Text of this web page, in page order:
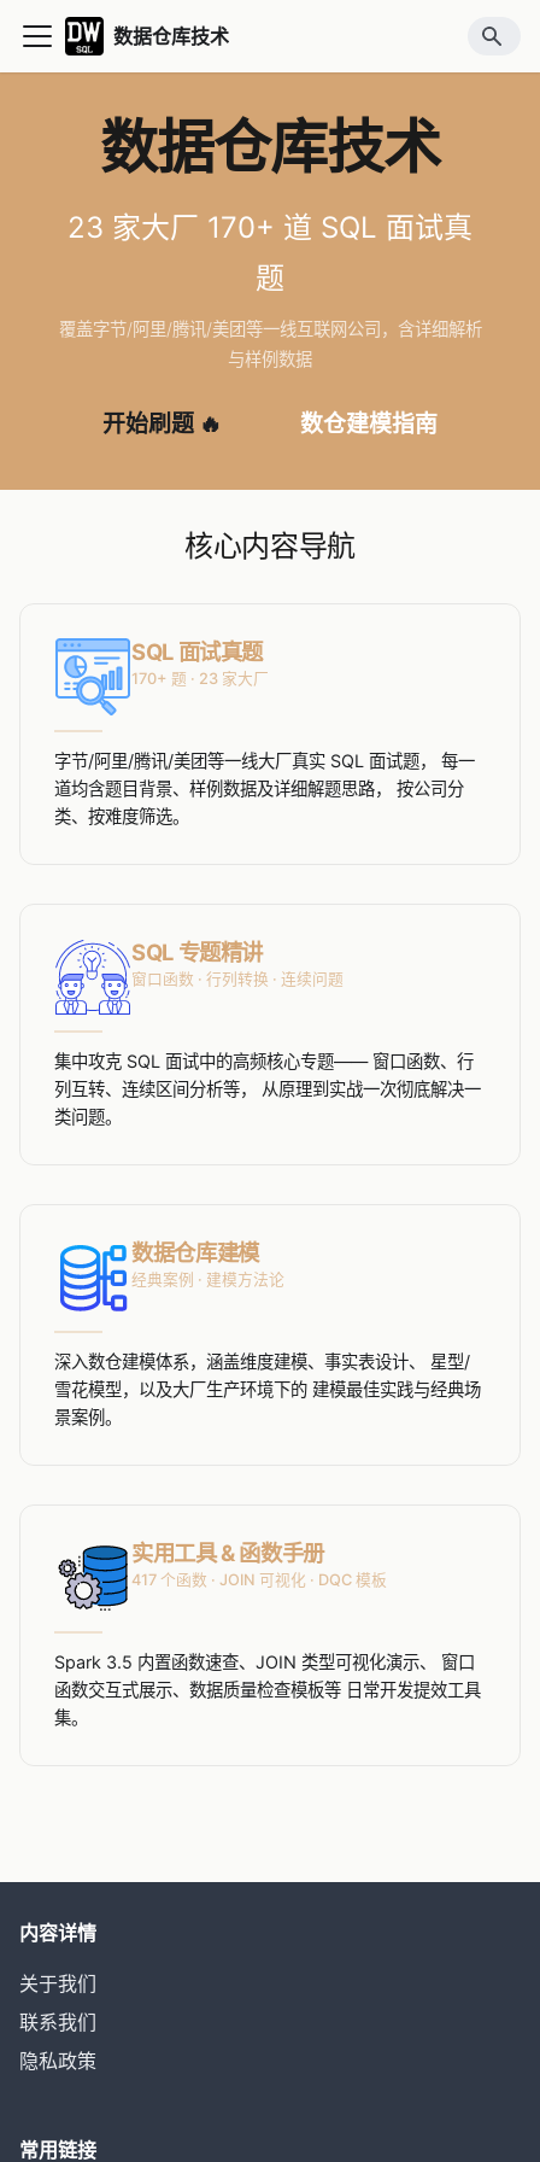
数据仓库技术
数据仓库技术
23 家大厂 170+ 道 SQL 面试真
题
覆盖字节/阿里/腾讯/美团等一线互联网公司，含详细解析
与样例数据
开始刷题 🔥 数仓建模指南
核心内容导航
SQL 面试真题
170+ 题 · 23 家大厂
字节/阿里/腾讯/美团等一线大厂真实 SQL 面试题， 每一
道均含题目背景、样例数据及详细解题思路， 按公司分
类、按难度筛选。
SQL 专题精讲
窗口函数 · 行列转换 · 连续问题
集中攻克 SQL 面试中的高频核心专题—— 窗口函数、行
列互转、连续区间分析等， 从原理到实战一次彻底解决一
类问题。
数据仓库建模
经典案例 · 建模方法论
深入数仓建模体系，涵盖维度建模、事实表设计、 星型/
雪花模型，以及大厂生产环境下的 建模最佳实践与经典场
景案例。
实用工具 & 函数手册
417 个函数 · JOIN 可视化 · DQC 模板
Spark 3.5 内置函数速查、JOIN 类型可视化演示、 窗口
函数交互式展示、数据质量检查模板等 日常开发提效工具
集。
内容详情
关于我们
联系我们
隐私政策
常用链接